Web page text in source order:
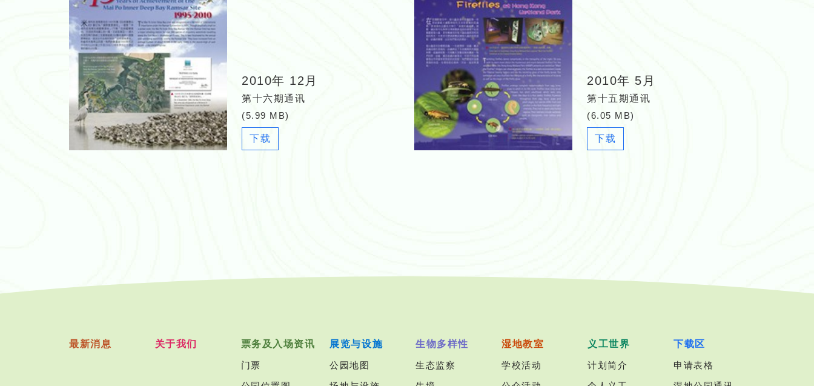
2010年 12月
第十六期通讯
(5.99 MB)
下载
2010年 5月
第十五期通讯
(6.05 MB)
下载
最新消息 关于我们 票务及入场资讯
门票
展览与设施
公园地图
生物多样性
生态监察
湿地教室
学校活动
义工世界
计划简介
下载区
申请表格